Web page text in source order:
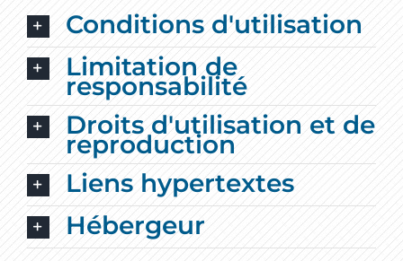
Conditions d'utilisation
Limitation de
responsabilité
Droits d'utilisation et de
reproduction
Liens hypertextes
Hébergeur